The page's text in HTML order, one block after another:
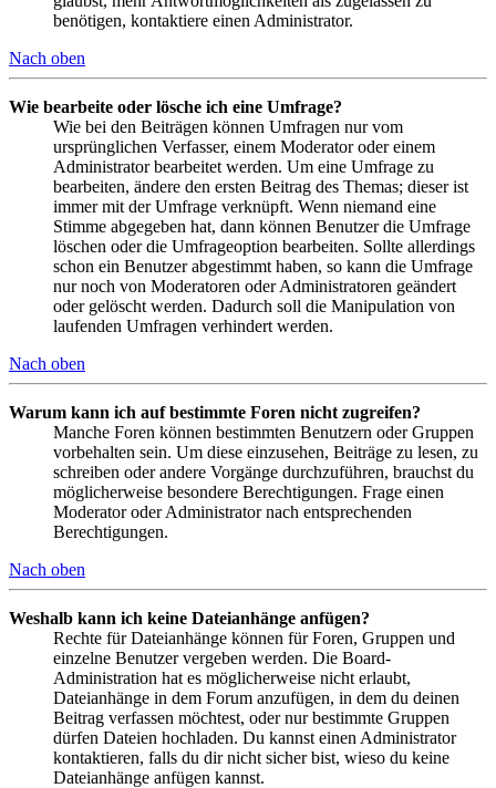
benötigen, kontaktiere einen Administrator.
Nach oben
Wie bearbeite oder lösche ich eine Umfrage?
Wie bei den Beiträgen können Umfragen nur vom
ursprünglichen Verfasser, einem Moderator oder einem
Administrator bearbeitet werden. Um eine Umfrage zu
bearbeiten, ändere den ersten Beitrag des Themas; dieser ist
immer mit der Umfrage verknüpft. Wenn niemand eine
Stimme abgegeben hat, dann können Benutzer die Umfrage
löschen oder die Umfrageoption bearbeiten. Sollte allerdings
schon ein Benutzer abgestimmt haben, so kann die Umfrage
nur noch von Moderatoren oder Administratoren geändert
oder gelöscht werden. Dadurch soll die Manipulation von
laufenden Umfragen verhindert werden.
Nach oben
Warum kann ich auf bestimmte Foren nicht zugreifen?
Manche Foren können bestimmten Benutzern oder Gruppen
vorbehalten sein. Um diese einzusehen, Beiträge zu lesen, zu
schreiben oder andere Vorgänge durchzuführen, brauchst du
möglicherweise besondere Berechtigungen. Frage einen
Moderator oder Administrator nach entsprechenden
Berechtigungen.
Nach oben
Weshalb kann ich keine Dateianhänge anfügen?
Rechte für Dateianhänge können für Foren, Gruppen und
einzelne Benutzer vergeben werden. Die Board-
Administration hat es möglicherweise nicht erlaubt,
Dateianhänge in dem Forum anzufügen, in dem du deinen
Beitrag verfassen möchtest, oder nur bestimmte Gruppen
dürfen Dateien hochladen. Du kannst einen Administrator
kontaktieren, falls du dir nicht sicher bist, wieso du keine
Dateianhänge anfügen kannst.